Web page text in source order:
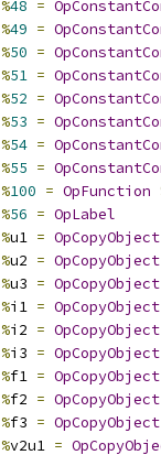
%48 =
%49 =
%50 =
%51 =
%52 =
%53 =
%54 =
%55 =
%100 = OpFunction
%56 = OpLabel
%u1 = OpCopyObject
%u2 = OpCopyObject
%u3 = OpCopyObject
%i1 = OpCopyObject
%i2 = OpCopyObject
%i3 = OpCopyObject
%f1 = OpCopyObject
%f2 = OpCopyObject
%f3 = OpCopyObject
%v2u1 =